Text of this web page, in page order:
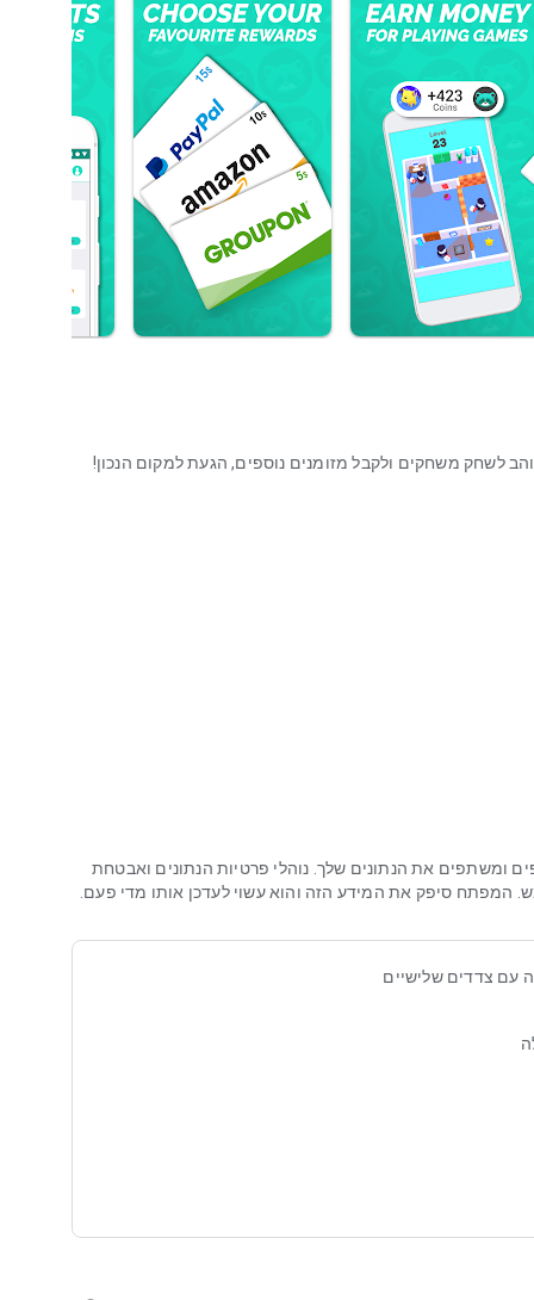
לשחק משחקים ולקבל מזומנים נוספים, הגעת למקום הנכון!
צברת וכמה שנותר לך כדי לזכות בכרטיס המתנה שלך! 🎁
בונוס קבלת פנים של 4444 תגמולי מטבעות כך שתצטרכו רק כמה דקות כדי לקבל
המזומנים שלנו:
ומשתפים את הנתונים שלך. נוהלי פרטיות הנתונים ואבטחת
המפתח סיפק את המידע הזה והוא עשוי לעדכן אותו מדי פעם.
עם צדדים שלישיים